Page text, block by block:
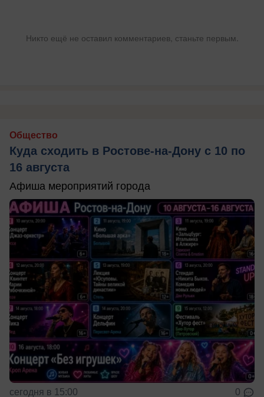
Никто ещё не оставил комментариев, станьте первым.
Общество
Куда сходить в Ростове-на-Дону с 10 по
16 августа
Афиша мероприятий города
сегодня в 15:00 0